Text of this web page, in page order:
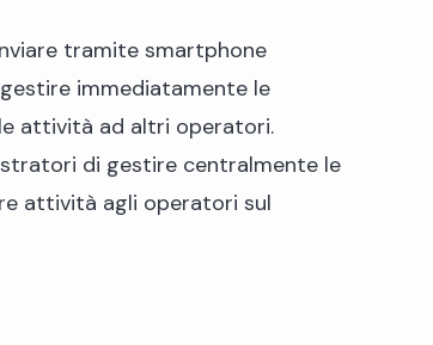
tramite smartphone
immediatamente le
attività ad altri operatori.
di gestire centralmente le
attività agli operatori sul